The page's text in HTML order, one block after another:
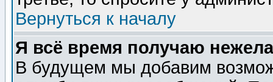
Вернуться к началу
Я всё время получаю
В будущем мы добавим